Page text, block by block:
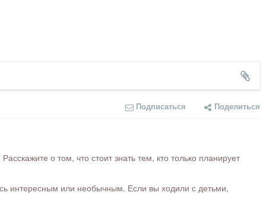
Подписаться Поделиться
о том, что стоит знать тем, кто только планирует
интересным или необычным. Если вы ходили с детьми,